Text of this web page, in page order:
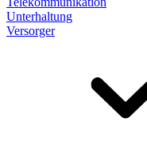
Unterhaltung
Versorger